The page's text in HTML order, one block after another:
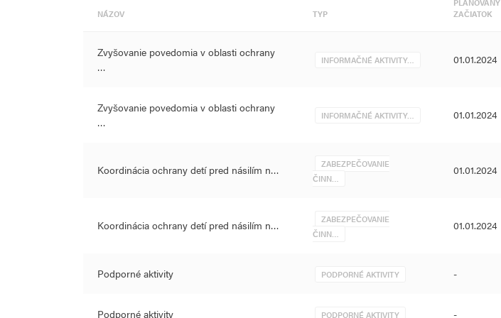
Partnerom projektu bude Ministerstvo práce, sociálnych vecí a rodiny Slovenskej
Slovenskej republiky.
poskytujúcich sociálne alebo asistenčné služby, počtu zrealizovaných informačných
kampaní, počtu nových inovatívnych, systémových opatrení apočtu osôb zapojených do
NÁZOV TYP
PLÁNOVANÝ
ZAČIATOK
Zvyšovanie povedomia v oblasti ochrany
…
INFORMAČNÉ AKTIVITY… 01.01.2024
Zvyšovanie povedomia v oblasti ochrany
…
INFORMAČNÉ AKTIVITY… 01.01.2024
Koordinácia ochrany detí pred násilím n…
ZABEZPEČOVANIE
ČINN…
01.01.2024
Koordinácia ochrany detí pred násilím n…
ZABEZPEČOVANIE
ČINN…
01.01.2024
Podporné aktivity PODPORNÉ AKTIVITY -
Podporné aktivity PODPORNÉ AKTIVITY -